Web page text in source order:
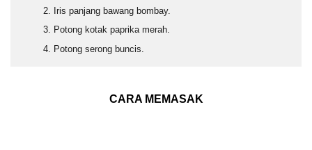
Iris panjang bawang bombay.
Potong kotak paprika merah.
Potong serong buncis.
CARA MEMASAK